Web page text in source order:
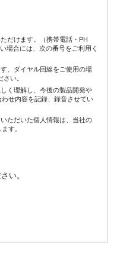
だけます。（携帯電話・PH
場合には、次の番号をご利用く
、ダイヤル回線をご使用の場
い。
く理解し、今後の製品開発や
せ内容を記録、録音させてい
ただいた個人情報は、当社の
す。
い。